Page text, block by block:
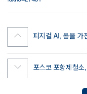
피지컬 AI, 몸을 가
포스코 포항제철소